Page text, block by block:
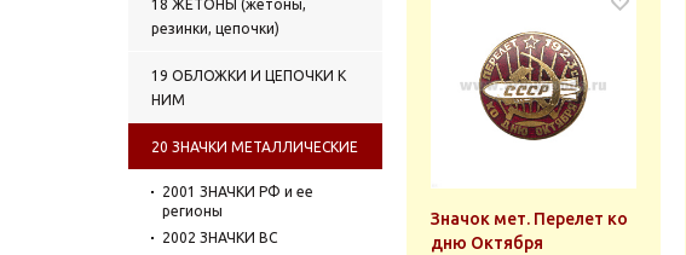
18 ЖЕТОНЫ (жетоны,
резинки, цепочки)
19 ОБЛОЖКИ И ЦЕПОЧКИ К
НИМ
20 ЗНАЧКИ МЕТАЛЛИЧЕСКИЕ
2001 ЗНАЧКИ РФ и ее
регионы
2002 ЗНАЧКИ ВС
Значок мет. Перелет ко
дню Октября